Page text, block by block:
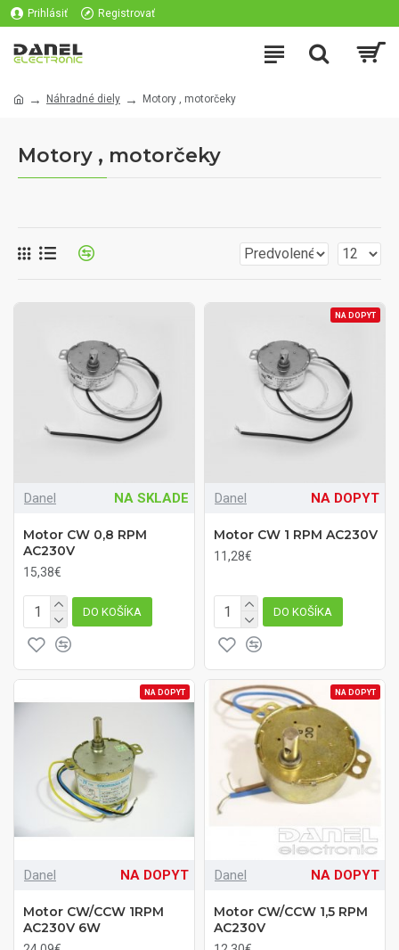
Prihlásiť Registrovať
Náhradné diely Motory , motorčeky
Motory , motorčeky
Danel NA SKLADE
Motor CW 0,8 RPM
AC230V
15,38€
DO KOŠÍKA
NA DOPYT
Danel NA DOPYT
Motor CW 1 RPM AC230V
11,28€
DO KOŠÍKA
NA DOPYT
Danel NA DOPYT
Motor CW/CCW 1RPM
AC230V 6W
NA DOPYT
Danel NA DOPYT
Motor CW/CCW 1,5 RPM
AC230V